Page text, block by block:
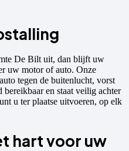
De Bilt uit, dan blijft uw
uw motor of auto. Onze
tegen de buitenlucht, vorst
en staat veilig achter
u ter plaatse uitvoeren, op elk
hart voor uw